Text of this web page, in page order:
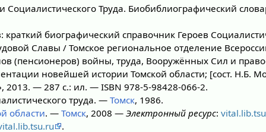
Социалистического Труда. Биобиблиографический
краткий биографический справочник Героев
Славы / Томское региональное отделение
(пенсионеров) войны, труда, Вооружённых Сил и
новейшей истории Томской области; [сост. Н.Б.
2013. — 287 с.: ил. — ISBN 978-5-98428-066-2.
труда. — Томск, 1986.
области. — Томск, 2008 — Электронный ресурс:
.